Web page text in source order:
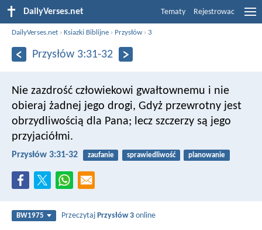
DailyVerses.net Tematy Rejestrowac
DailyVerses.net ›Ksiazki Biblijne › Przysłów ›3
Przysłów 3:31-32
Nie zazdrość człowiekowi gwałtownemu i nie
obieraj żadnej jego drogi, Gdyż przewrotny jest
obrzydliwością dla Pana; lecz szczerzy są jego
przyjaciółmi.
Przysłów 3:31-32 zaufanie sprawiedliwość planowanie
BW1975 PrzeczytajPrzysłów 3 online